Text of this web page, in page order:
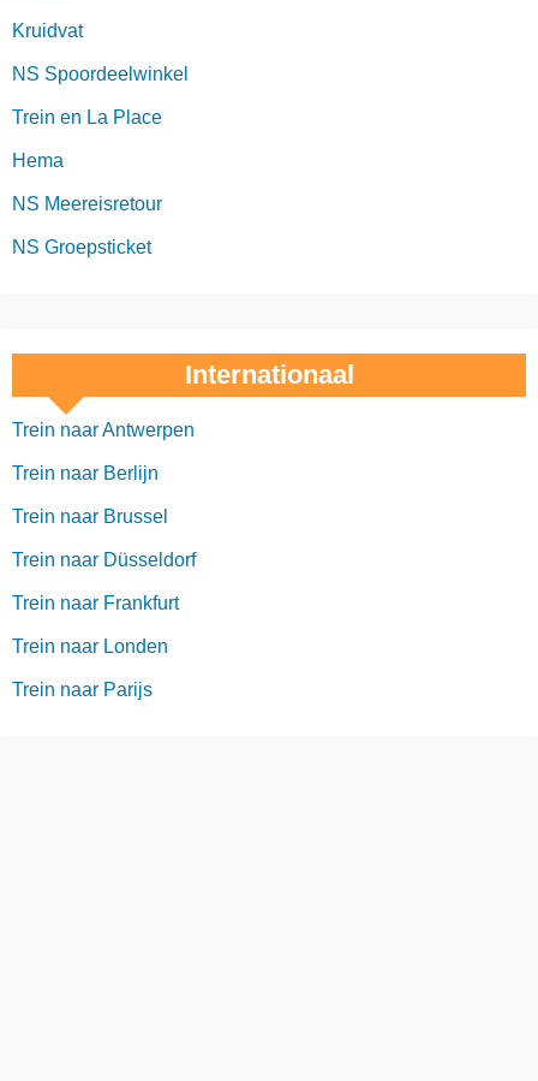
Kruidvat
NS Spoordeelwinkel
Trein en La Place
Hema
NS Meereisretour
NS Groepsticket
Internationaal
Trein naar Antwerpen
Trein naar Berlijn
Trein naar Brussel
Trein naar Düsseldorf
Trein naar Frankfurt
Trein naar Londen
Trein naar Parijs